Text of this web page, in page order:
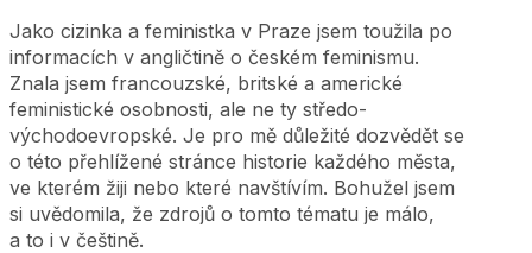
Jako cizinka a feministka v Praze jsem toužila po
informacích v angličtině o českém feminismu.
Znala jsem francouzské, britské a americké
feministické osobnosti, ale ne ty středo-
východoevropské. Je pro mě důležité dozvědět se
o této přehlížené stránce historie každého města,
ve kterém žiji nebo které navštívím. Bohužel jsem
si uvědomila, že zdrojů o tomto tématu je málo,
a to i v češtině.